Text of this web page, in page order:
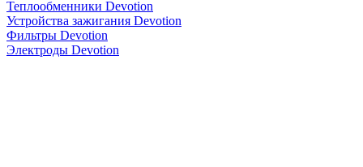
Теплообменники Devotion
Устройства зажигания Devotion
Фильтры Devotion
Электроды Devotion